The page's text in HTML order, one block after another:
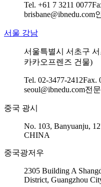
Tel. +61 7 3211 0077
brisbane@ibnedu.com
서울 강남
서울특별시 서초구
카카오프렌즈 건물)
Tel. 02-3477-2412Fax.
seoul@ibnedu.com전
중국 광시
No. 103, Banyuanju,
CHINA
중국광저우
2305 Building A
District, Guangzhou